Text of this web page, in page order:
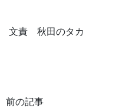
文責 秋田のタカ
前の記事